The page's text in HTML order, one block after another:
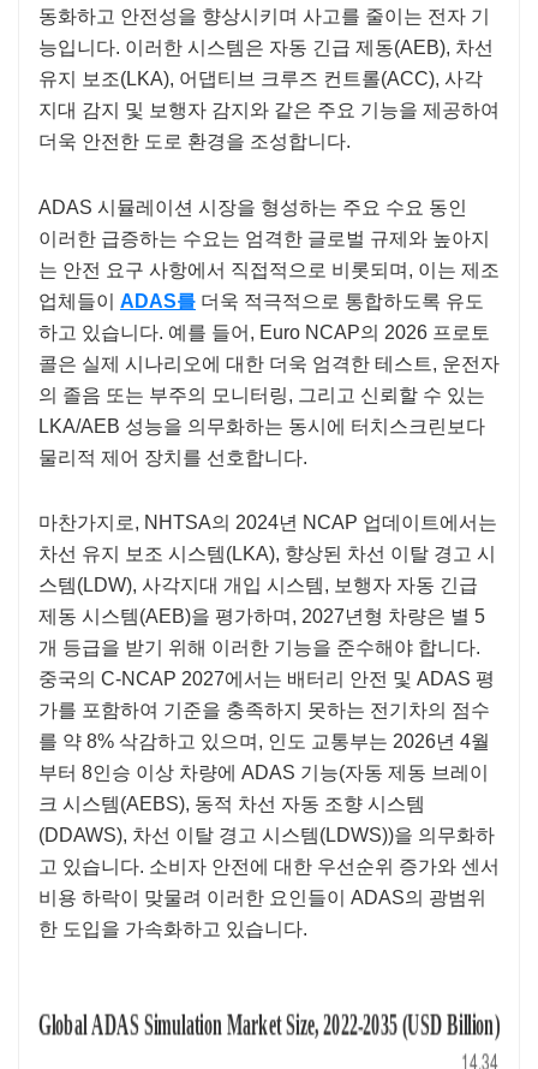
동화하고 안전성을 향상시키며 사고를 줄이는 전자 기
능입니다. 이러한 시스템은 자동 긴급 제동(AEB), 차선
유지 보조(LKA), 어댑티브 크루즈 컨트롤(ACC), 사각
지대 감지 및 보행자 감지와 같은 주요 기능을 제공하여
더욱 안전한 도로 환경을 조성합니다.
ADAS 시뮬레이션 시장을 형성하는 주요 수요 동인
이러한 급증하는 수요는 엄격한 글로벌 규제와 높아지
는 안전 요구 사항에서 직접적으로 비롯되며, 이는 제조
업체들이 ADAS를 더욱 적극적으로 통합하도록 유도
하고 있습니다. 예를 들어, Euro NCAP의 2026 프로토
콜은 실제 시나리오에 대한 더욱 엄격한 테스트, 운전자
의 졸음 또는 부주의 모니터링, 그리고 신뢰할 수 있는
LKA/AEB 성능을 의무화하는 동시에 터치스크린보다
물리적 제어 장치를 선호합니다.
마찬가지로, NHTSA의 2024년 NCAP 업데이트에서는
차선 유지 보조 시스템(LKA), 향상된 차선 이탈 경고 시
스템(LDW), 사각지대 개입 시스템, 보행자 자동 긴급
제동 시스템(AEB)을 평가하며, 2027년형 차량은 별 5
개 등급을 받기 위해 이러한 기능을 준수해야 합니다.
중국의 C-NCAP 2027에서는 배터리 안전 및 ADAS 평
가를 포함하여 기준을 충족하지 못하는 전기차의 점수
를 약 8% 삭감하고 있으며, 인도 교통부는 2026년 4월
부터 8인승 이상 차량에 ADAS 기능(자동 제동 브레이
크 시스템(AEBS), 동적 차선 자동 조향 시스템
(DDAWS), 차선 이탈 경고 시스템(LDWS))을 의무화하
고 있습니다. 소비자 안전에 대한 우선순위 증가와 센서
비용 하락이 맞물려 이러한 요인들이 ADAS의 광범위
한 도입을 가속화하고 있습니다.